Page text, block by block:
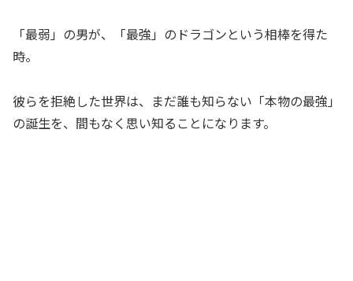
「最弱」の男が、「最強」のドラゴンという相棒を得た
時。
彼らを拒絶した世界は、まだ誰も知らない「本物の最強」
の誕生を、間もなく思い知ることになります。